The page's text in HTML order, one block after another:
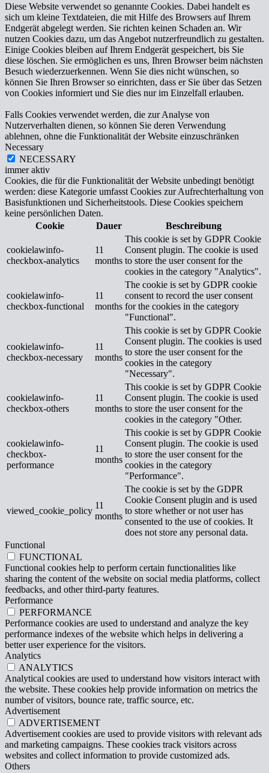
Diese Website verwendet so genannte Cookies. Dabei handelt es
sich um kleine Textdateien, die mit Hilfe des Browsers auf Ihrem
Endgerät abgelegt werden. Sie richten keinen Schaden an. Wir
nutzen Cookies dazu, um das Angebot nutzerfreundlich zu gestalten.
Einige Cookies bleiben auf Ihrem Endgerät gespeichert, bis Sie
diese löschen. Sie ermöglichen es uns, Ihren Browser beim nächsten
Besuch wiederzuerkennen. Wenn Sie dies nicht wünschen, so
können Sie Ihren Browser so einrichten, dass er Sie über das Setzen
von Cookies informiert und Sie dies nur im Einzelfall erlauben.
Falls Cookies verwendet werden, die zur Analyse von
Nutzerverhalten dienen, so können Sie deren Verwendung
ablehnen, ohne die Funktionalität der Website einzuschränken
Necessary
NECESSARY
immer aktiv
Cookies, die für die Funktionalität der Website unbedingt benötigt
werden: diese Kategorie umfasst Cookies zur Aufrechterhaltung von
Basisfunktionen und Sicherheitstools. Diese Cookies speichern
keine persönlichen Daten.
Cookie
Dauer Beschreibung
cookielawinfo-
checkbox-analytics
11
months
This cookie is set by GDPR Cookie
Consent plugin. The cookie is used
to store the user consent for the
cookies in the category "Analytics".
cookielawinfo-
checkbox-functional
11
months
The cookie is set by GDPR cookie
consent to record the user consent
for the cookies in the category
"Functional".
cookielawinfo-
checkbox-necessary
11
months
This cookie is set by GDPR Cookie
Consent plugin. The cookies is used
to store the user consent for the
cookies in the category
"Necessary".
cookielawinfo-
checkbox-others
11
months
This cookie is set by GDPR Cookie
Consent plugin. The cookie is used
to store the user consent for the
cookies in the category "Other.
cookielawinfo-
checkbox-
performance
11
months
This cookie is set by GDPR Cookie
Consent plugin. The cookie is used
to store the user consent for the
cookies in the category
"Performance".
viewed_cookie_policy
11
months
The cookie is set by the GDPR
Cookie Consent plugin and is used
to store whether or not user has
consented to the use of cookies. It
does not store any personal data.
Functional
FUNCTIONAL
Functional cookies help to perform certain functionalities like
sharing the content of the website on social media platforms, collect
feedbacks, and other third-party features.
Performance
PERFORMANCE
Performance cookies are used to understand and analyze the key
performance indexes of the website which helps in delivering a
better user experience for the visitors.
Analytics
ANALYTICS
Analytical cookies are used to understand how visitors interact with
the website. These cookies help provide information on metrics the
number of visitors, bounce rate, traffic source, etc.
Advertisement
ADVERTISEMENT
Advertisement cookies are used to provide visitors with relevant ads
and marketing campaigns. These cookies track visitors across
websites and collect information to provide customized ads.
Others